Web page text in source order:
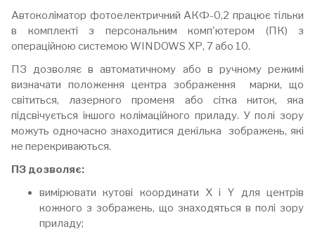
Автоколіматор фотоелектричний АКФ-0,2 працює тільки
в комплекті з персональним комп'ютером (ПК) з
операційною системою WINDOWS ХР, 7 або 10.
ПЗ дозволяє в автоматичному або в ручному режимі
визначати положення центра зображення марки, що
світиться, лазерного променя або сітка ниток, яка
підсвічується іншого колімаційного приладу. У полі зору
можуть одночасно знаходитися декілька зображень, які
не перекриваються.
ПЗ дозволяє:
вимірювати кутові координати Х і Y для центрів
кожного з зображень, що знаходяться в полі зору
приладу;